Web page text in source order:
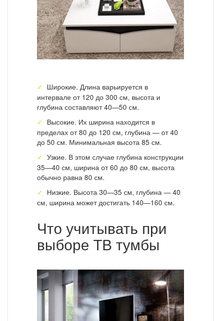
Широкие. Длина варьируется в
интервале от 120 до 300 см, высота и
глубина составляют 40—50 см.
Высокие. Их ширина находится в
пределах от 80 до 120 см, глубина — от 40
до 50 см. Минимальная высота 85 см.
Узкие. В этом случае глубина конструкции
35—40 см, ширина от 60 до 80 см, высота
обычно равна 80 см.
Низкие. Высота 30—35 см, глубина — 40
см, ширина может достигать 140—160 см.
Что учитывать при
выборе ТВ тумбы